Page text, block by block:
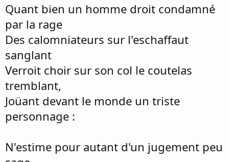
Quant bien un homme droit condamné
par la rage
Des calomniateurs sur l'eschaffaut
sanglant
Verroit choir sur son col le coutelas
tremblant,
Joüant devant le monde un triste
personnage :
N'estime pour autant d'un jugement peu